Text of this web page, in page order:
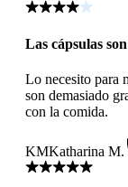
Las cápsulas
Lo necesito para
son demasiado
con la comida.
KMKatharina M.